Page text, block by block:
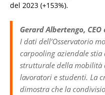
del 2023 (+153%).
Gerard Albertengo,
I dati dell’Osservatorio
carpooling aziendale
strutturale della
lavoratori e studenti. La
dimostra che la